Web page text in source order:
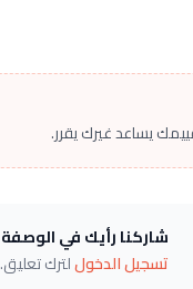
يساعد غيرك يقرر.
شاركنا رأيك في الوصفة
تسجيل الدخوللترك تعليق.